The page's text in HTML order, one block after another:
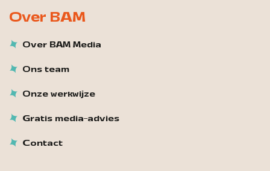
Over BAM
Over BAM Media
Ons team
Onze werkwijze
Gratis media-advies
Contact